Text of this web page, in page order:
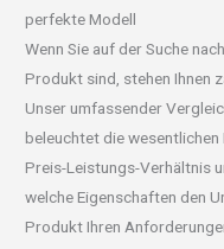
perfekte Modell
Wenn Sie auf der Suche
Produkt sind, stehen Ihnen
Unser umfassender
beleuchtet die wesentlichen
Preis-Leistungs-Verhältnis
welche Eigenschaften den
Produkt Ihren